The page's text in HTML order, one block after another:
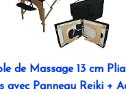
de Massage 13 cm
avec Panneau Reiki +